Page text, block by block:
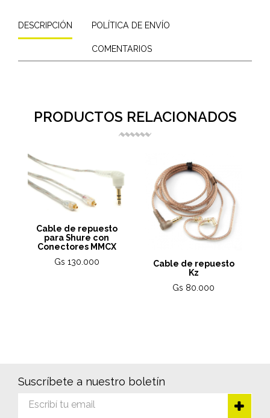
DESCRIPCIÓN POLÍTICA DE ENVÍO
COMENTARIOS
PRODUCTOS RELACIONADOS
Cable de repuesto
para Shure con
Conectores MMCX
Gs 130.000
Cable de repuesto
Kz
Gs 80.000
Suscríbete a nuestro boletín